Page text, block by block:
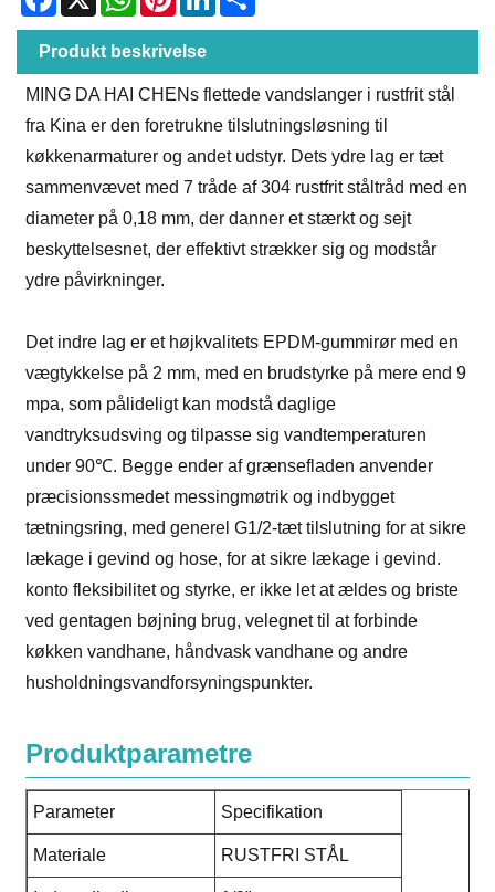
Produkt beskrivelse
MING DA HAI CHENs flettede vandslanger i rustfrit stål
fra Kina er den foretrukne tilslutningsløsning til
køkkenarmaturer og andet udstyr. Dets ydre lag er tæt
sammenvævet med 7 tråde af 304 rustfrit ståltråd med en
diameter på 0,18 mm, der danner et stærkt og sejt
beskyttelsesnet, der effektivt strækker sig og modstår
ydre påvirkninger.
Det indre lag er et højkvalitets EPDM-gummirør med en
vægtykkelse på 2 mm, med en brudstyrke på mere end 9
mpa, som pålideligt kan modstå daglige
vandtryksudsving og tilpasse sig vandtemperaturen
under 90℃. Begge ender af grænsefladen anvender
præcisionssmedet messingmøtrik og indbygget
tætningsring, med generel G1/2-tæt tilslutning for at sikre
lækage i gevind og hose, for at sikre lækage i gevind.
konto fleksibilitet og styrke, er ikke let at ældes og briste
ved gentagen bøjning brug, velegnet til at forbinde
køkken vandhane, håndvask vandhane og andre
husholdningsvandforsyningspunkter.
Produktparametre
Parameter Specifikation
Materiale RUSTFRI STÅL